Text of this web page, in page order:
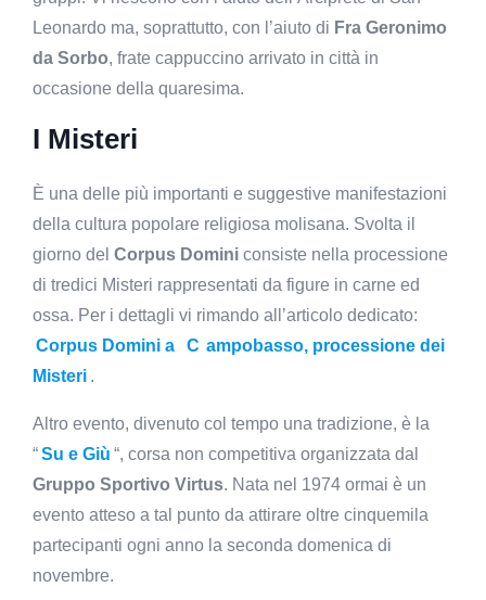
Leonardo ma, soprattutto, con l’aiuto di Fra Geronimo
da Sorbo, frate cappuccino arrivato in città in
occasione della quaresima.
I Misteri
È una delle più importanti e suggestive manifestazioni
della cultura popolare religiosa molisana. Svolta il
giorno del Corpus Domini consiste nella processione
di tredici Misteri rappresentati da figure in carne ed
ossa. Per i dettagli vi rimando all’articolo dedicato:
Corpus Domini a
C ampobasso, processione dei
Misteri .
Altro evento, divenuto col tempo una tradizione, è la
“Su e Giù “, corsa non competitiva organizzata dal
Gruppo Sportivo Virtus. Nata nel 1974 ormai è un
evento atteso a tal punto da attirare oltre cinquemila
partecipanti ogni anno la seconda domenica di
novembre.